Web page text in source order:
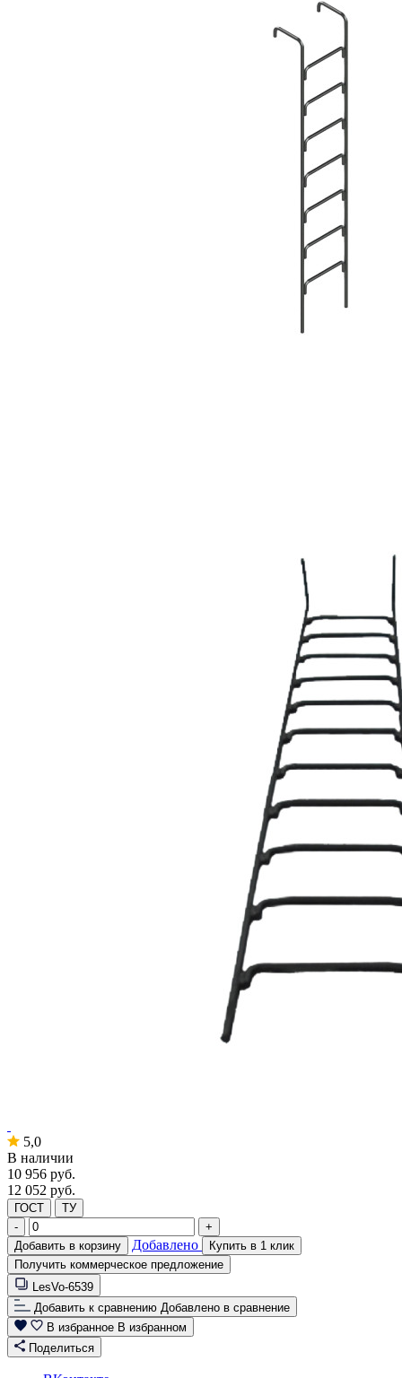
5,0
В наличии
10 956 руб.
12 052 руб.
ГОСТ
ТУ
-
+
Добавить в корзину
Добавлено
Купить в 1 клик
Получить коммерческое предложение
LesVo-6539
Добавить к сравнению Добавлено в сравнение
В избранное В избранном
Поделиться